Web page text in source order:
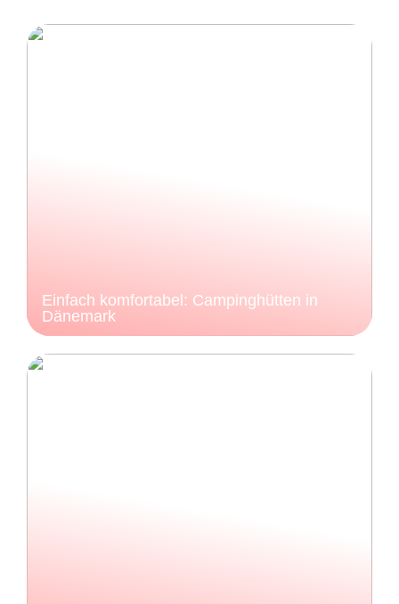
Einfach komfortabel: Campinghütten in
Dänemark